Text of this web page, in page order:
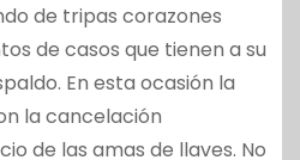
de tripas corazones
de casos que tienen a su
En esta ocasión la
la cancelación
de las amas de llaves. No